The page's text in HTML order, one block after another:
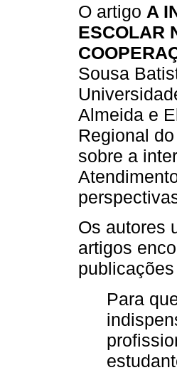
O artigo A
ESCOLAR
Sousa
Almeida e
Regional
sobre a
Os autores
artigos
Para